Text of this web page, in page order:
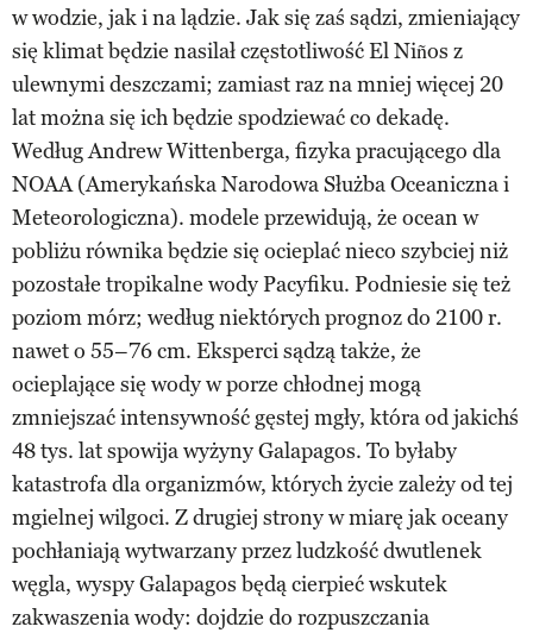
w wodzie, jak i na lądzie. Jak się zaś sądzi, zmieniający
się klimat będzie nasilał częstotliwość El Niños z
ulewnymi deszczami; zamiast raz na mniej więcej 20
lat można się ich będzie spodziewać co dekadę.
Według Andrew Wittenberga, fizyka pracującego dla
NOAA (Amerykańska Narodowa Służba Oceaniczna i
Meteorologiczna). modele przewidują, że ocean w
pobliżu równika będzie się ocieplać nieco szybciej niż
pozostałe tropikalne wody Pacyfiku. Podniesie się też
poziom mórz; według niektórych prognoz do 2100 r.
nawet o 55–76 cm. Eksperci sądzą także, że
ocieplające się wody w porze chłodnej mogą
zmniejszać intensywność gęstej mgły, która od jakichś
48 tys. lat spowija wyżyny Galapagos. To byłaby
katastrofa dla organizmów, których życie zależy od tej
mgielnej wilgoci. Z drugiej strony w miarę jak oceany
pochłaniają wytwarzany przez ludzkość dwutlenek
węgla, wyspy Galapagos będą cierpieć wskutek
zakwaszenia wody: dojdzie do rozpuszczania